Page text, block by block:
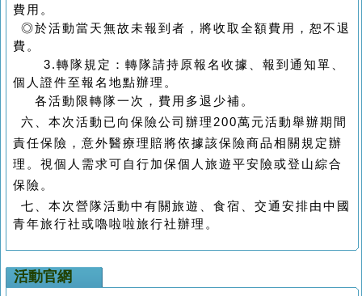
費用。
◎於活動當天無故未報到者，將收取全額費用，恕不退
費。
3.轉隊規定：轉隊請持原報名收據、報到通知單、
個人證件至報名地點辦理。
各活動限轉隊一次，費用多退少補。
六、 本次活動已向保險公司辦理200萬元活動舉辦期間
責任保險，意外醫療理賠將依據該保險商品相關規定辦
理。視個人需求可自行加保個人旅遊平安險或登山綜合
保險。
七、本次營隊活動中有關旅遊、食宿、交通安排由中國
青年旅行社或嚕啦啦旅行社辦理。
活動官網